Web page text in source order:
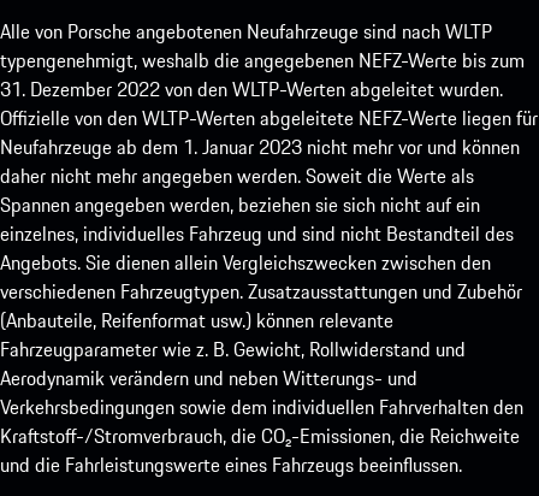
Alle von Porsche angebotenen Neufahrzeuge sind nach WLTP
typengenehmigt, weshalb die angegebenen NEFZ-Werte bis zum
31. Dezember 2022 von den WLTP-Werten abgeleitet wurden.
Offizielle von den WLTP-Werten abgeleitete NEFZ-Werte liegen für
Neufahrzeuge ab dem 1. Januar 2023 nicht mehr vor und können
daher nicht mehr angegeben werden. Soweit die Werte als
Spannen angegeben werden, beziehen sie sich nicht auf ein
einzelnes, individuelles Fahrzeug und sind nicht Bestandteil des
Angebots. Sie dienen allein Vergleichszwecken zwischen den
verschiedenen Fahrzeugtypen. Zusatzausstattungen und Zubehör
(Anbauteile, Reifenformat usw.) können relevante
Fahrzeugparameter wie z. B. Gewicht, Rollwiderstand und
Aerodynamik verändern und neben Witterungs- und
Verkehrsbedingungen sowie dem individuellen Fahrverhalten den
Kraftstoff-/Stromverbrauch, die CO₂-Emissionen, die Reichweite
und die Fahrleistungswerte eines Fahrzeugs beeinflussen.